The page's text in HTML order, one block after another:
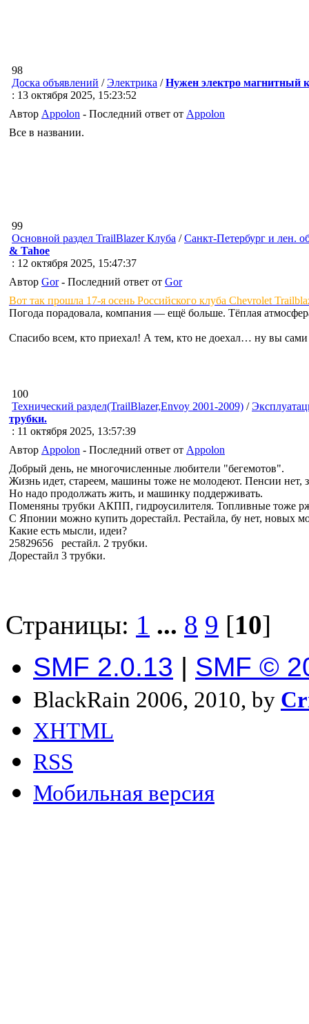
98
Доска объявлений /Электрика /Нужен электро магнитный
: 13 октября 2025, 15:23:52
Автор Appolon - Последний ответ от Appolon
Все в названии.
99
Основной раздел TrailBlazer Клуба /Санкт-Петербург и лен.
& Tahoe
: 12 октября 2025, 15:47:37
Автор Gor- Последний ответ от Gor
Вот так прошла 17-я осень Российского клуба Chevrolet
Погода порадовала, компания — ещё больше. Тёплая
Спасибо всем, кто приехал! А тем, кто не доехал… ну вы сами
100
Технический раздел(TrailBlazer,Envoy 2001-2009) /
трубки.
: 11 октября 2025, 13:57:39
Автор Appolon - Последний ответ от Appolon
Добрый день, не многочисленные любители "бегемотов".
Жизнь идет, стареем, машины тоже не молодеют. Пенсии нет,
Но надо продолжать жить, и машинку поддерживать.
Поменяны трубки АКПП, гидроусилителя. Топливные тоже
С Японии можно купить дорестайл. Рестайла, бу нет, новых
Какие есть мысли, идеи?
25829656 рестайл. 2 трубки.
Дорестайл 3 трубки.
Страницы: 1 ... 8 9 [10]
SMF 2.0.13 | SMF ©
BlackRain 2006, 2010, by
XHTML
RSS
Мобильная версия